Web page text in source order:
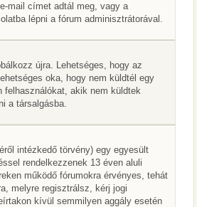
mail címet adtál meg, vagy a
lépni a fórum adminisztrátorával.
újra. Lehetséges, hogy az
oka, hogy nem küldtél egy
felhasználókat, akik nem küldtek
a társalgásba.
intézkedő törvény) egy egyesült
rendelkezzenek 13 éven aluli
működő fórumokra érvényes, tehát
melyre regisztrálsz, kérj jogi
kívül semmilyen aggály esetén